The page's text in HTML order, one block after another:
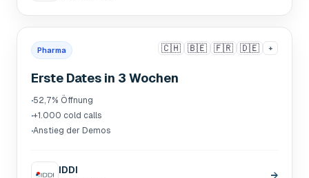
Pharma 🇨🇭 🇧🇪 🇫🇷 🇩🇪 +
Erste Dates in 3 Wochen
·52,7% Öffnung
·+1.000 cold calls
·Anstieg der Demos
IDDI →